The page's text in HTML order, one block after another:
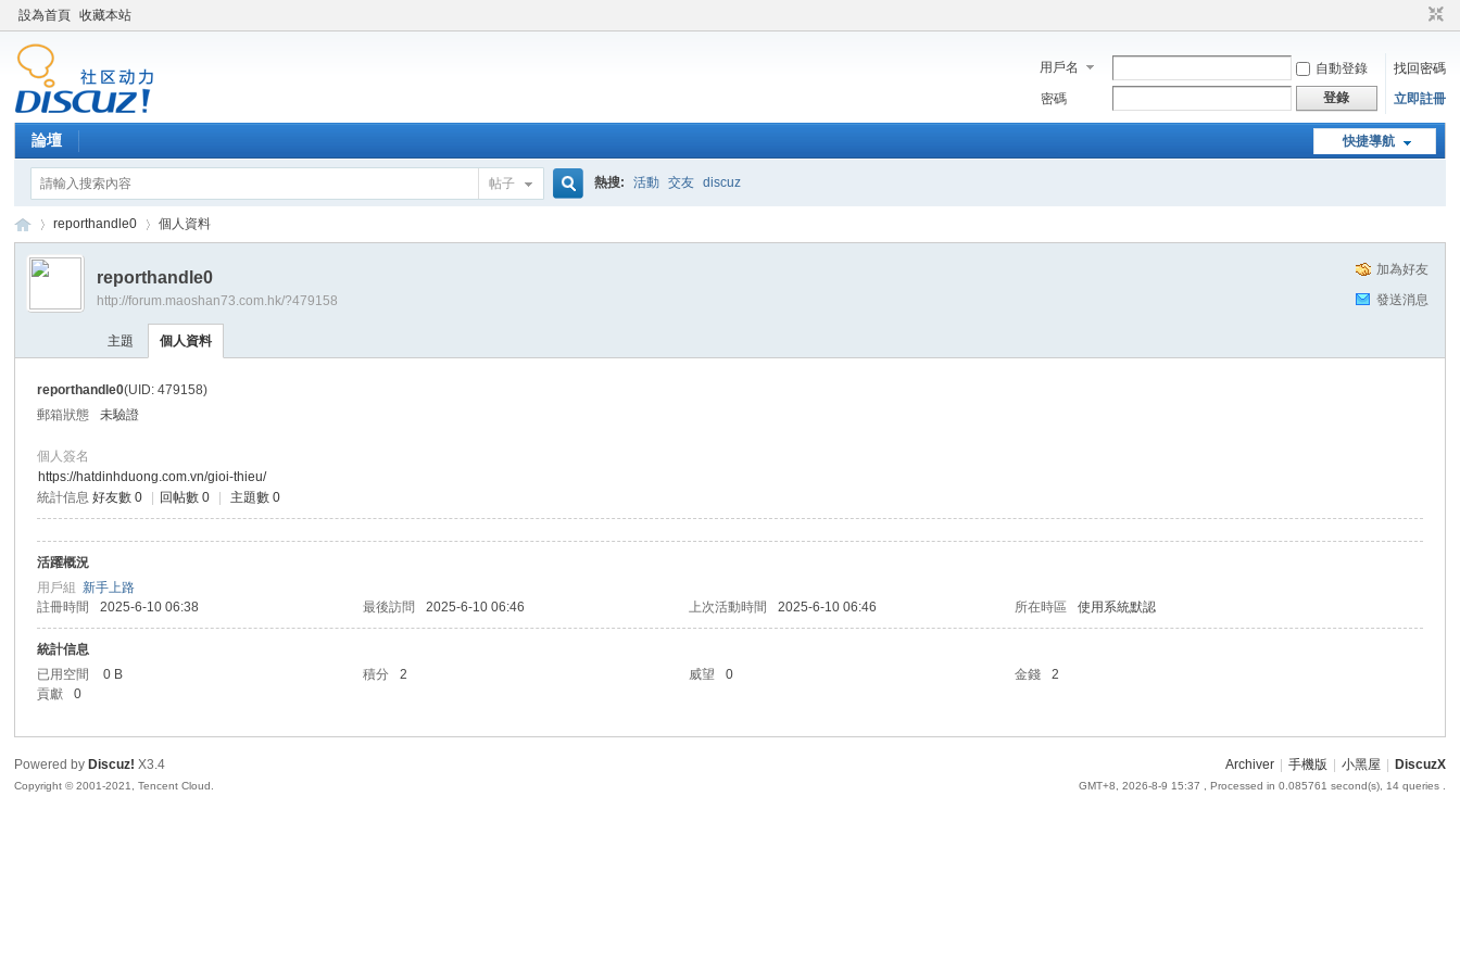
設為首頁 收藏本站
用戶名 自動登錄
找回密碼
密碼
登錄 立即註冊
快捷導航
論壇
帖子 熱搜: 活動 交友 discuz
›
reporthandle0 個人資料
加為好友
發送消息
reporthandle0
http://forum.maoshan73.com.hk/?479158
主題 個人資料
reporthandle0(UID: 479158)
郵箱狀態
未驗證
個人簽名
https://hatdinhduong.com.vn/gioi-thieu/
統計信息 好友數 0 回帖數 0 主題數 0
活躍概況
用戶組新手上路
註冊時間
2025-6-10 06:38 最後訪問 2025-6-10 06:46 上次活動時間 2025-6-10 06:46 所在時區 使用系統默認
統計信息
已用空間
0 B 積分 2 威望 0 金錢
2
貢獻
0
Archiver 手機版 小黑屋 DiscuzX
GMT+8, 2026-8-9 15:37 , Processed in 0.085761 second(s), 14 queries .
Powered by Discuz! X3.4
Copyright © 2001-2021, Tencent Cloud.